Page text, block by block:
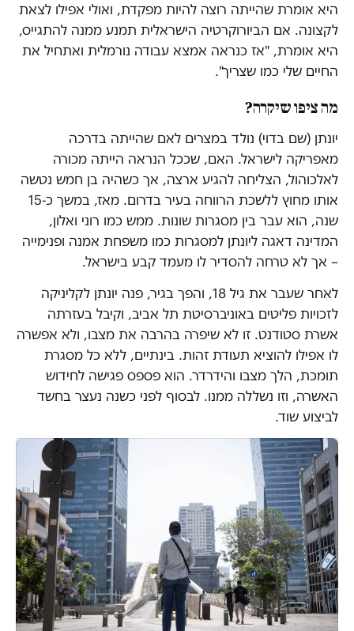
היא אומרת שהייתה רוצה להיות מפקדת, ואולי אפילו לצאת
לקצונה. אם הביורוקרטיה הישראלית תמנע ממנה להתגייס,
היא אומרת, "אז כנראה אמצא עבודה נורמלית ואתחיל את
החיים שלי כמו שצריך".
מה ציפו שיקרה?
יונתן (שם בדוי) נולד במצרים לאם שהייתה בדרכה
מאפריקה לישראל. האם, שככל הנראה הייתה מכורה
לאלכוהול, הצליחה להגיע ארצה, אך כשהיה בן חמש נטשה
אותו מחוץ ללשכת הרווחה בעיר בדרום. מאז, במשך כ-15
שנה, הוא עבר בין מסגרות שונות. ממש כמו רוני ואלון,
המדינה דאגה ליונתן למסגרות כמו משפחת אמנה ופנימייה
– אך לא טרחה להסדיר לו מעמד קבע בישראל.
לאחר שעבר את גיל 18, והפך בגיר, פנה יונתן לקליניקה
לזכויות פליטים באוניברסיטת תל אביב, וקיבל בעזרתה
אשרת סטודנט. זו לא שיפרה בהרבה את מצבו, ולא אפשרה
לו אפילו להוציא תעודת זהות. בינתיים, ללא כל מסגרת
תומכת, הלך מצבו והידרדר. הוא פספס פגישה לחידוש
האשרה, וזו נשללה ממנו. לבסוף לפני כשנה נעצר בחשד
לביצוע שוד.